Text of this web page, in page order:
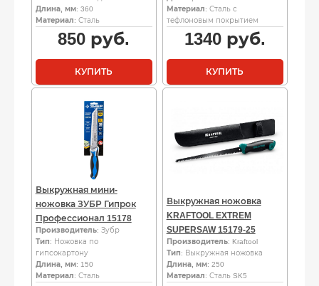
Длина, мм: 360
Материал: Сталь
850 руб.
КУПИТЬ
Материал: Сталь с
тефлоновым покрытием
1340руб.
КУПИТЬ
Выкружная мини-
ножовка ЗУБР Гипрок
Профессионал 15178
Производитель: Зубр
Тип: Ножовка по
гипсокартону
Длина, мм: 150
Материал: Сталь
Выкружная ножовка
KRAFTOOL EXTREM
SUPERSAW 15179-25
Производитель: Kraftool
Тип: Выкружная ножовка
Длина, мм: 250
Материал: Сталь SK5